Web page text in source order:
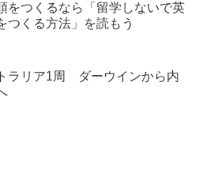
をつくるなら「留学しないで英
つくる方法」を読もう
ラリア1周 ダーウインから内